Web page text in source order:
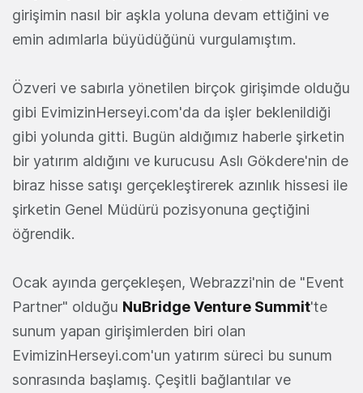
girişimin nasıl bir aşkla yoluna devam ettiğini ve
emin adımlarla büyüdüğünü vurgulamıştım.
Özveri ve sabırla yönetilen birçok girişimde olduğu
gibi EvimizinHerseyi.com'da da işler beklenildiği
gibi yolunda gitti. Bugün aldığımız haberle şirketin
bir yatırım aldığını ve kurucusu Aslı Gökdere'nin de
biraz hisse satışı gerçekleştirerek azınlık hissesi ile
şirketin Genel Müdürü pozisyonuna geçtiğini
öğrendik.
Ocak ayında gerçekleşen, Webrazzi'nin de "Event
Partner" olduğu NuBridge Venture Summit'te
sunum yapan girişimlerden biri olan
EvimizinHerseyi.com'un yatırım süreci bu sunum
sonrasında başlamış. Çeşitli bağlantılar ve